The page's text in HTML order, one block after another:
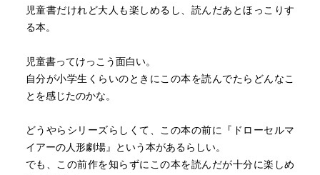
児童書だけれど大人も楽しめるし、読んだあとほっこりす
る本。
児童書ってけっこう面白い。
自分が小学生くらいのときにこの本を読んでたらどんなこ
とを感じたのかな。
どうやらシリーズらしくて、この本の前に『ドローセルマ
イアーの人形劇場』という本があるらしい。
でも、この前作を知らずにこの本を読んだが十分に楽しめ